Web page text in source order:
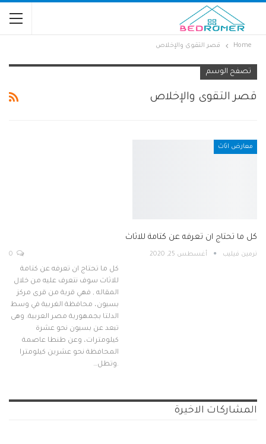
Home قصر التقوى والإخلاص
تصفح الوسم
قصر التقوى والإخلاص
معارض اثاث
كل ما تحتاج ان تعرفه عن كتامة للاثاث
نرمين فيليب أغسطس 25, 2020
كل ما تحتاج ان تعرفه عن كتامة
للاثاث سوف نتعرف عليه من خلال
المقاله , فهي قرية من قرى مركز
بسيون، محافظة الغربية في وسط
الدلتا بجمهورية مصر العربية. وهى
تبعد عن بسيون نحو عشرة
كيلومترات، وعن طنطا عاصمة
المحافظة نحو عشرين كيلومترا
.وتطل…
المشاركات الاخيرة